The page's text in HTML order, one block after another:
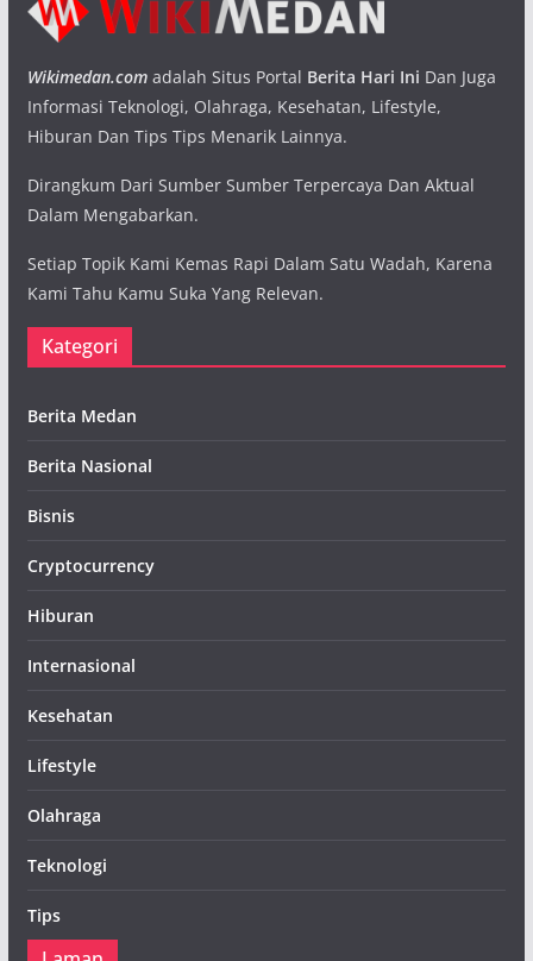
Wikimedan.comadalah Situs Portal Berita Hari Ini Dan Juga
Informasi Teknologi, Olahraga, Kesehatan, Lifestyle,
Hiburan Dan Tips Tips Menarik Lainnya.
Dirangkum Dari Sumber Sumber Terpercaya Dan Aktual
Dalam Mengabarkan.
Setiap Topik Kami Kemas Rapi Dalam Satu Wadah, Karena
Kami Tahu Kamu Suka Yang Relevan.
Kategori
Berita Medan
Berita Nasional
Bisnis
Cryptocurrency
Hiburan
Internasional
Kesehatan
Lifestyle
Olahraga
Teknologi
Tips